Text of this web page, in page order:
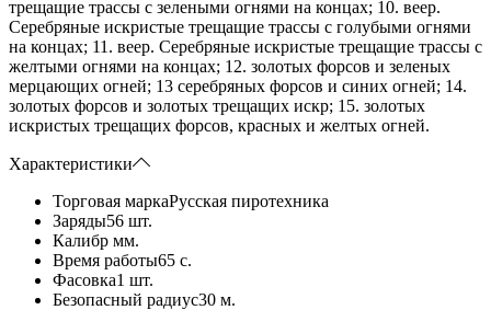
трещащие трассы с зелеными огнями на концах; 10. веер.
Серебряные искристые трещащие трассы с голубыми огнями
на концах; 11. веер. Серебряные искристые трещащие трассы с
желтыми огнями на концах; 12. золотых форсов и зеленых
мерцающих огней; 13 серебряных форсов и синих огней; 14.
золотых форсов и золотых трещащих искр; 15. золотых
искристых трещащих форсов, красных и желтых огней.
Характеристики
Торговая маркаРусская пиротехника
Заряды56 шт.
Калибр мм.
Время работы65 с.
Фасовка1 шт.
Безопасный радиус30 м.